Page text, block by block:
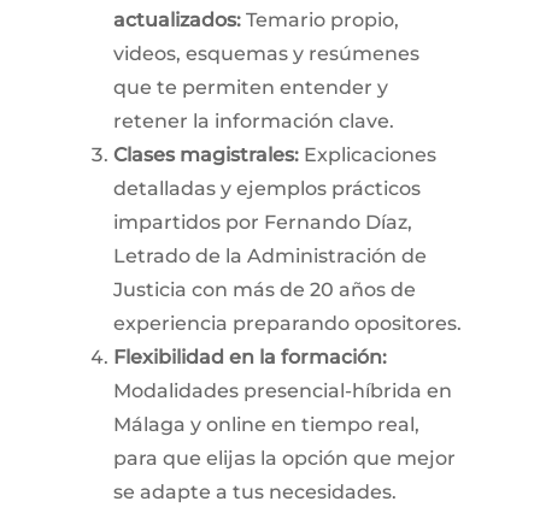
actualizados: Temario propio,
videos, esquemas y resúmenes
que te permiten entender y
retener la información clave.
Clases magistrales: Explicaciones
detalladas y ejemplos prácticos
impartidos por Fernando Díaz,
Letrado de la Administración de
Justicia con más de 20 años de
experiencia preparando opositores.
Flexibilidad en la formación:
Modalidades presencial-híbrida en
Málaga y online en tiempo real,
para que elijas la opción que mejor
se adapte a tus necesidades.